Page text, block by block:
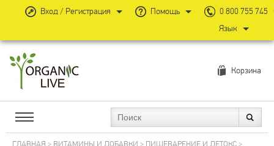
Корзина
Вход / Регистрация Помощь
0 800 755 745
Язык